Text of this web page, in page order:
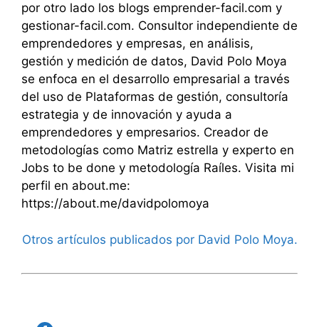
por otro lado los blogs emprender-facil.com y
gestionar-facil.com. Consultor independiente de
emprendedores y empresas, en análisis,
gestión y medición de datos, David Polo Moya
se enfoca en el desarrollo empresarial a través
del uso de Plataformas de gestión, consultoría
estrategia y de innovación y ayuda a
emprendedores y empresarios. Creador de
metodologías como Matriz estrella y experto en
Jobs to be done y metodología Raíles. Visita mi
perfil en about.me:
https://about.me/davidpolomoya
Otros artículos publicados por David Polo Moya.